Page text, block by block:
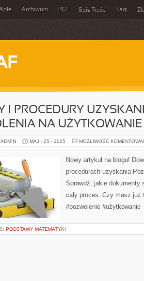
Archiwum PGE Spis Treści Tagi
I PROCEDURY
NA UŻYTKOWANIE
MAJ - 25 - 2025 MOŻLIWOŚĆ
Nowy artykuł na blogu!
procedurach uzyskania
Sprawdź, jakie dokumenty
cały proces. Czy masz
#pozwolenie #użytkowanie
PODSTAWY MATEMATYKI